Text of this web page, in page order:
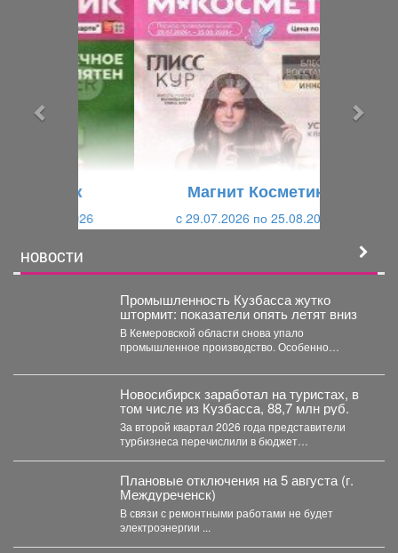
Магнит Косметик
c 29.07.2026 по 25.08.2026
НОВОСТИ
Промышленность Кузбасса жутко
штормит: показатели опять летят вниз
В Кемеровской области снова упало
промышленное производство. Особенно
Новосибирск заработал на туристах, в
том числе из Кузбасса, 88,7 млн руб.
За второй квартал 2026 года представители
турбизнеса перечислили в бюджет
Плановые отключения на 5 августа (г.
Междуреченск)
В связи с ремонтными работами не будет
электроэнергии ...